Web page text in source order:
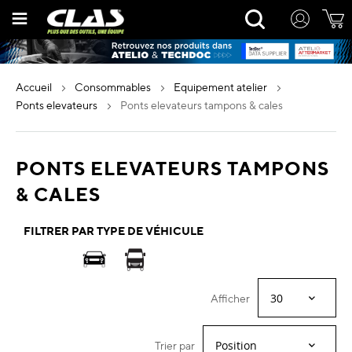
contenu
Rechercher
accueil consommables
equipement atelier
ponts elevateurs
ponts elevateurs tampons & cales
PONTS ELEVATEURS TAMPONS
& CALES
FILTRER PAR TYPE DE VÉHICULE
Afficher
Trier par